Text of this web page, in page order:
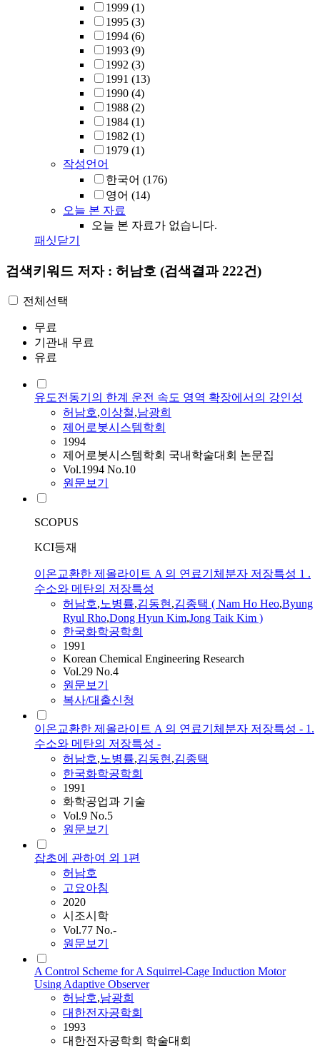
1999 (1)
1995 (3)
1994 (6)
1993 (9)
1992 (3)
1991 (13)
1990 (4)
1988 (2)
1984 (1)
1982 (1)
1979 (1)
작성언어
한국어 (176)
영어 (14)
오늘 본 자료
오늘 본 자료가 없습니다.
패싯닫기
검색키워드 저자 : 허남호 (검색결과 222건)
전체선택
무료
기관내 무료
유료
유도전동기의 한계 운전 속도 영역 확장에서의 강인성
허남호,이상철,남광희
제어로봇시스템학회
1994
제어로봇시스템학회 국내학술대회 논문집
Vol.1994 No.10
원문보기
SCOPUS
KCI등재
이온교환한 제올라이트 A 의 연료기체분자 저장특성 1 .
수소와 메탄의 저장특성
허남호,노병률,김동현,김종택 ( Nam Ho Heo,Byung
Ryul Rho,Dong Hyun Kim,Jong Taik Kim )
한국화학공학회
1991
Korean Chemical Engineering Research
Vol.29 No.4
원문보기
복사/대출신청
이온교환한 제올라이트 A 의 연료기체분자 저장특성 - 1.
수소와 메탄의 저장특성 -
허남호,노병률,김동현,김종택
한국화학공학회
1991
화학공업과 기술
Vol.9 No.5
원문보기
잡초에 관하여 외 1편
허남호
고요아침
2020
시조시학
Vol.77 No.-
원문보기
A Control Scheme for A Squirrel-Cage Induction Motor
Using Adaptive Observer
허남호,남광희
대한전자공학회
1993
대한전자공학회 학술대회